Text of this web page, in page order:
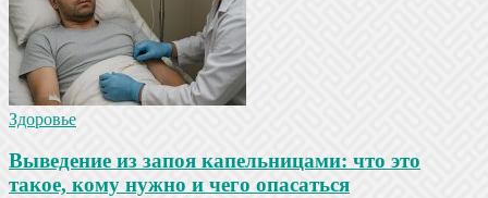
Здоровье
Выведение из запоя капельницами: что это
такое, кому нужно и чего опасаться